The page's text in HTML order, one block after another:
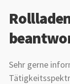
Sehr gerne